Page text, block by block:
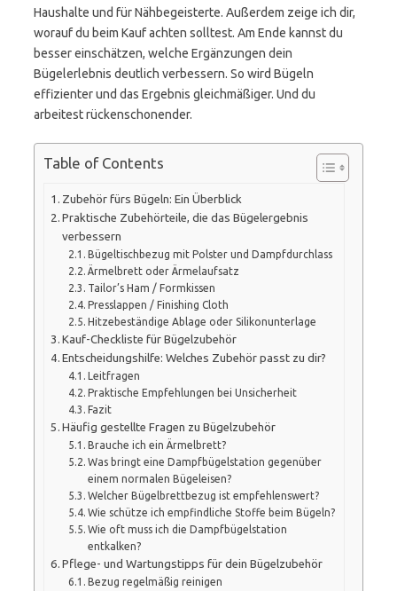
Haushalte und für Nähbegeisterte. Außerdem zeige ich dir,
worauf du beim Kauf achten solltest. Am Ende kannst du
besser einschätzen, welche Ergänzungen dein
Bügelerlebnis deutlich verbessern. So wird Bügeln
effizienter und das Ergebnis gleichmäßiger. Und du
arbeitest rückenschonender.
Table of Contents
Zubehör fürs Bügeln: Ein Überblick
Praktische Zubehörteile, die das Bügelergebnis
verbessern
Bügeltischbezug mit Polster und Dampfdurchlass
Ärmelbrett oder Ärmelaufsatz
Tailor’s Ham / Formkissen
Presslappen / Finishing Cloth
Hitzebeständige Ablage oder Silikonunterlage
Kauf-Checkliste für Bügelzubehör
Entscheidungshilfe: Welches Zubehör passt zu dir?
Leitfragen
Praktische Empfehlungen bei Unsicherheit
Fazit
Häufig gestellte Fragen zu Bügelzubehör
Brauche ich ein Ärmelbrett?
Was bringt eine Dampfbügelstation gegenüber
einem normalen Bügeleisen?
Welcher Bügelbrettbezug ist empfehlenswert?
Wie schütze ich empfindliche Stoffe beim Bügeln?
Wie oft muss ich die Dampfbügelstation
entkalken?
Pflege- und Wartungstipps für dein Bügelzubehör
Bezug regelmäßig reinigen